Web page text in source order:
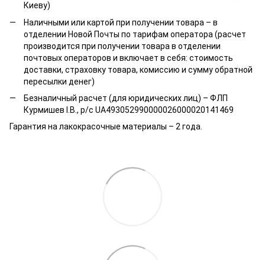
Киеву)
Наличными или картой при получении товара – в
отделении Новой Почты по тарифам оператора (расчет
производится при получении товара в отделении
почтовых операторов и включает в себя: стоимость
доставки, страховку товара, комиссию и сумму обратной
пересылки денег)
Безналичный расчет (для юридических лиц) – ФЛП
Курмишев І.В., р/с UA493052990000026000020141469
Гарантия на лакокрасочные материалы – 2 года.